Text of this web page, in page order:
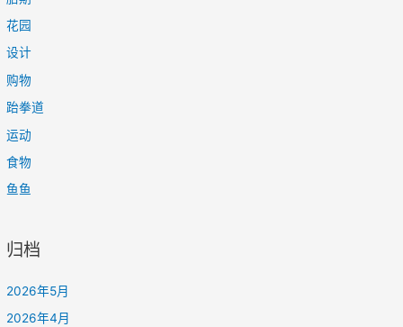
花园
设计
购物
跆拳道
运动
食物
鱼鱼
归档
2026年5月
2026年4月